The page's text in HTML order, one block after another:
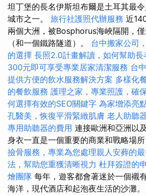
坦丁堡的長名伊斯坦布爾是土耳其最
城市之一。 旅行社護照代辦服務 近
兩個大洲，被Bosphorus海峽隔開，
（和一個鐵路隧道）。 台中搬家公司
的選擇 長照2.0計畫解讀，如何幫助
300元即可享受專業居家清潔服務 台
提供方便的飲水服務解決方案 多樣化
的餐飲服務 護理之家，專業照護，確
何選擇有效的SEO關鍵字 為家增添亮
孔醫美，恢復平滑緊緻肌膚 老人助聽
專用助聽器的費用 連接歐洲和亞洲以
身衣一直是一個重要的商業和戰略場
撿骨服務，專業為您處理親人安葬的
法，幫助您重獲清晰視力 杜拜簽證的
燴團隊 每年，遊客都會著迷於一個襯
海洋，現代酒店和起泡夜生活的沙灘。